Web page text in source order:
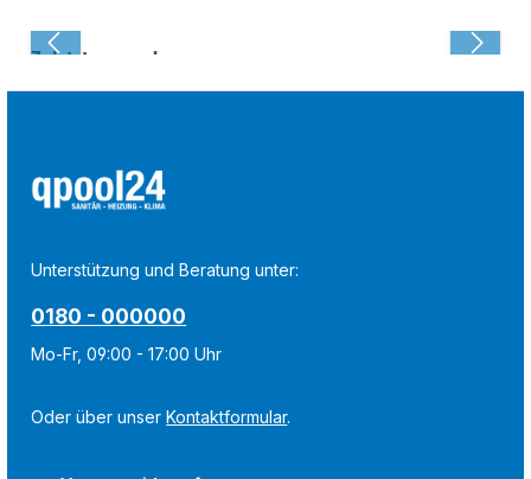
Zuletzt angesehen:
Unterstützung und Beratung unter:
0180 - 000000
Mo-Fr, 09:00 - 17:00 Uhr
Oder über unserKontaktformular.